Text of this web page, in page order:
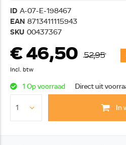
ID A-07-E-198467
EAN 8713411115943
SKU 00437367
€ 46,50 52,95
Incl. btw
1 Op voorraad Direct uit
In